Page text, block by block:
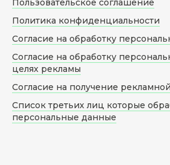
Пользовательское соглашение
Политика конфиденциальности
Согласие на обработку
Согласие на обработку
целях рекламы
Согласие на получение
Список третьих лиц которые
персональные данные